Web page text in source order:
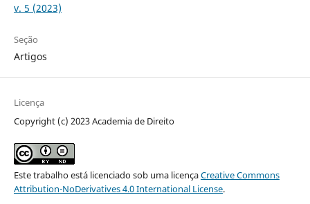
v. 5 (2023)
Seção
Artigos
Licença
Copyright (c) 2023 Academia de Direito
Este trabalho está licenciado sob uma licençaCreative Commons
Attribution-NoDerivatives 4.0 International License.